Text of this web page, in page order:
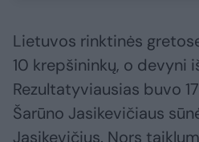
Lietuvos rinktinės
10 krepšininkų, o devyni
Rezultatyviausias buvo
Šarūno Jasikevičiaus
Jasikevičius. Nors